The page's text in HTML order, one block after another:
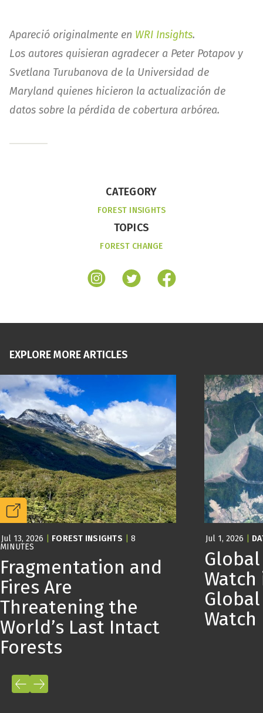
Apareció originalmente en WRI Insights.
Los autores quisieran agradecer a Peter Potapov y
Svetlana Turubanova de la Universidad de
Maryland quienes hicieron la actualización de
datos sobre la pérdida de cobertura arbórea.
CATEGORY
FOREST INSIGHTS
TOPICS
FOREST CHANGE
EXPLORE MORE ARTICLES
Jul 13, 2026 FOREST INSIGHTS
8
MINUTES
Fragmentation and
Fires Are
Threatening the
World’s Last Intact
Forests
Jul 1, 2026
Watch
Watch